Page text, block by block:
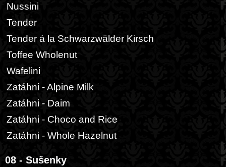
Nussini
Tender
Tender á la Schwarzwälder Kirsch
Toffee Wholenut
Wafelini
Zatáhni - Alpine Milk
Zatáhni - Daim
Zatáhni - Choco and Rice
Zatáhni - Whole Hazelnut
08 - Sušenky